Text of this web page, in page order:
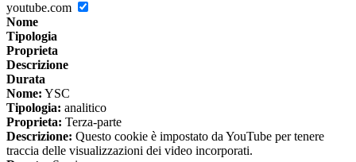
youtube.com
Nome
Tipologia
Proprieta
Descrizione
Durata
Nome: YSC
Tipologia: analitico
Proprieta: Terza-parte
Descrizione: Questo cookie è impostato da YouTube per tenere
traccia delle visualizzazioni dei video incorporati.